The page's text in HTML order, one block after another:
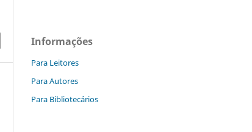
Informações
Para Leitores
Para Autores
Para Bibliotecários